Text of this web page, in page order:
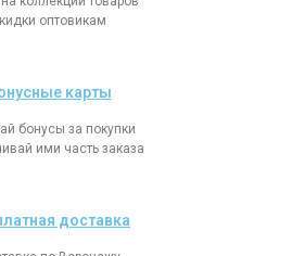
оптовикам
карты
бонусы за покупки
ими часть заказа
доставка